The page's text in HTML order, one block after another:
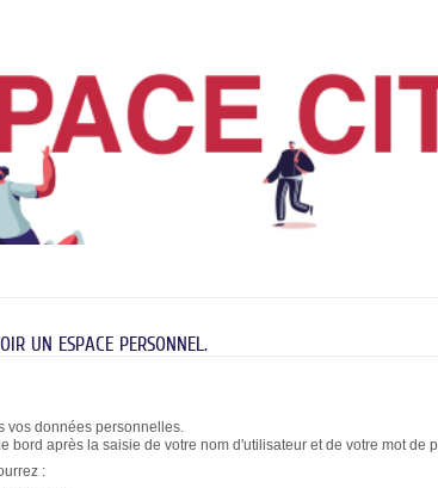
UN ESPACE PERSONNEL.
vos données personnelles.
bord après la saisie de votre nom d'utilisateur et de votre mot de
: